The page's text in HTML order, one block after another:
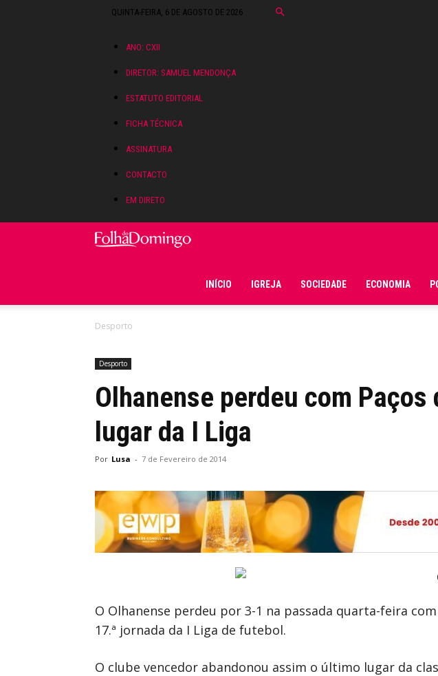
QUINTA-FEIRA, 6 DE AGOSTO DE 2026
ANO: CXII
DIRETOR: SAMUEL MENDONÇA
ESTATUTO EDITORIAL
FICHA TÉCNICA
ASSINATURA
CONTACTO
EM DIRETO
INÍCIO IGREJA SOCIEDADE ECONOMIA
Desporto
Desporto
Olhanense perdeu com
lugar da I Liga
Por Lusa - 7 de Fevereiro de 2014
O Olhanense perdeu por 3-1 na passada quarta-feira
17.ª jornada da I Liga de futebol.
O clube vencedor abandonou assim o último lugar da